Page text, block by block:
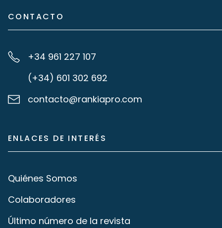
CONTACTO
+34 961 227 107
(+34) 601 302 692
contacto@rankiapro.com
ENLACES DE INTERÉS
Quiénes Somos
Colaboradores
Último número de la revista